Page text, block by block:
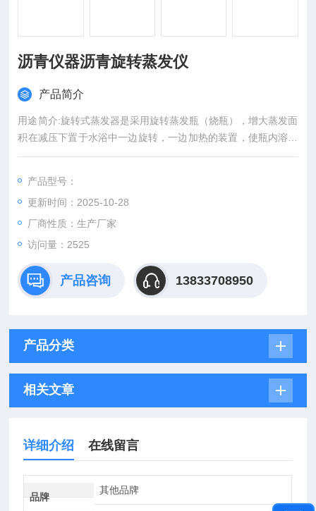
沥青仪器沥青旋转蒸发仪
产品简介
用途简介:旋转式蒸发器是采用旋转蒸发瓶（烧瓶），增大蒸发面
积在减压下置于水浴中一边旋转，一边加热的装置，使瓶内溶液
扩散蒸发。是化学工业，医药工业，高等院校和科研实验室等单
产品型号：
更新时间：2025-10-28
厂商性质：生产厂家
访问量：2525
产品咨询 13833708950
产品分类
相关文章
详细介绍 在线留言
品牌
其他品牌